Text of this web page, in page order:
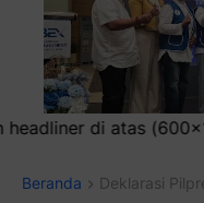
Beranda Deklarasi